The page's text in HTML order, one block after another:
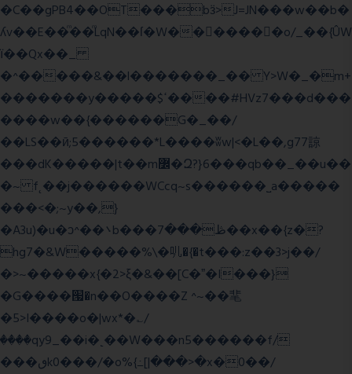
�C��gPB4��OT���bӟ>J=JN���w��b�
ʎv��E��ͫ��ͫLqN��ſ�W���ً����o/_��{ÛW
ї��Qx��_
�^�����&��l�������_�� Y>W�_�m+
�������y�����$ߵ����#HVz7���d���
����w��{������G�_��/
��LS��ӣ;5������*L����ʬw|<�L��,g77諒
���dK�����|t��m߼�Զ?}6���qb��_��u��
�~ f˛��j������WCcq~s������˽a�����
���<�;~y��,}
�A3u)�u�ͻ^��܌b���ڟ���7��x��{z�?
hg7�&W�����%\�䶷�{�t���:z��3>j��/
�>~�����x{�2>ξ�&��[C�ˮ�I���}
�G����՗�n��O����Z ^~��靟
�5>I����o�|wx*�؎/
����qy9_��i�˻��W���n5������f/
���ٯk0���/�o%{߸[|���>�x�0��/